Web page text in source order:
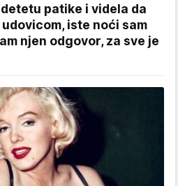
patike i videla da
iste noći sam
njen odgovor, za sve je